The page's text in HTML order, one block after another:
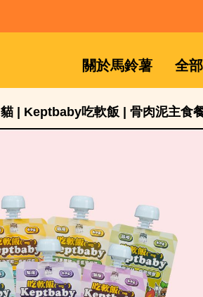
關於馬鈴薯 全
貓 | Keptbaby吃軟飯 | 骨肉泥主食